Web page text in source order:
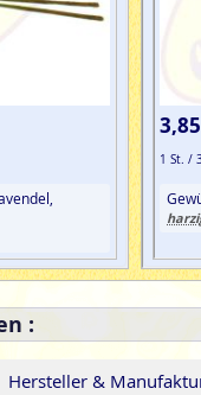
1 St. /
:
Hersteller &